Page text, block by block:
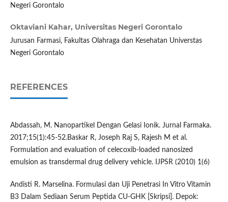
Negeri Gorontalo
Oktaviani Kahar, Universitas Negeri Gorontalo
Jurusan Farmasi, Fakultas Olahraga dan Kesehatan Universtas
Negeri Gorontalo
REFERENCES
Abdassah, M. Nanopartikel Dengan Gelasi Ionik. Jurnal Farmaka.
2017;15(1):45-52.Baskar R, Joseph Raj S, Rajesh M et al.
Formulation and evaluation of celecoxib-loaded nanosized
emulsion as transdermal drug delivery vehicle. IJPSR (2010) 1(6)
Andisti R. Marselina. Formulasi dan Uji Penetrasi In Vitro Vitamin
B3 Dalam Sediaan Serum Peptida CU-GHK [Skripsi]. Depok: